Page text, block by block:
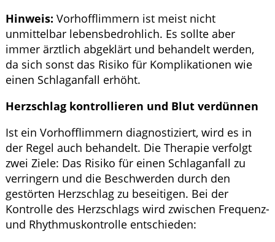
Hinweis: Vorhofflimmern ist meist nicht
unmittelbar lebensbedrohlich. Es sollte aber
immer ärztlich abgeklärt und behandelt werden,
da sich sonst das Risiko für Komplikationen wie
einen Schlaganfall erhöht.
Herzschlag kontrollieren und Blut verdünnen
Ist ein Vorhofflimmern diagnostiziert, wird es in
der Regel auch behandelt. Die Therapie verfolgt
zwei Ziele: Das Risiko für einen Schlaganfall zu
verringern und die Beschwerden durch den
gestörten Herzschlag zu beseitigen. Bei der
Kontrolle des Herzschlags wird zwischen Frequenz-
und Rhythmuskontrolle entschieden: